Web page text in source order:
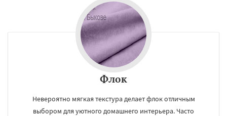
Флок
Невероятно мягкая текстура делает флок отличным
выбором для уютного домашнего интерьера. Часто